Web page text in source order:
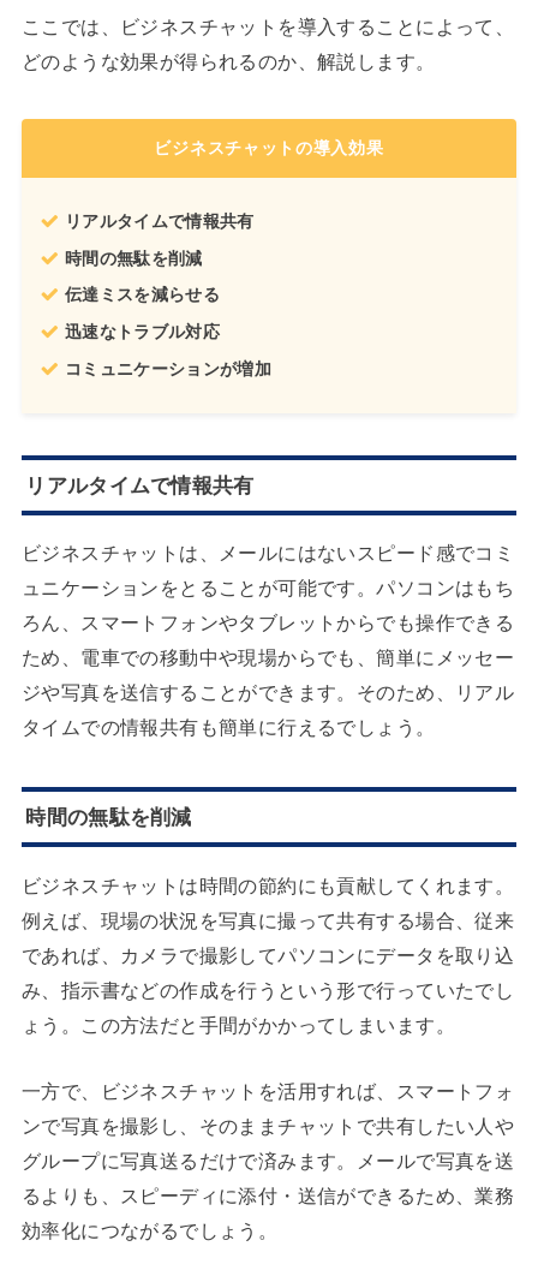
ここでは、ビジネスチャットを導入することによって、
どのような効果が得られるのか、解説します。
ビジネスチャットの導入効果
リアルタイムで情報共有
時間の無駄を削減
伝達ミスを減らせる
迅速なトラブル対応
コミュニケーションが増加
リアルタイムで情報共有
ビジネスチャットは、メールにはないスピード感でコミ
ュニケーションをとることが可能です。パソコンはもち
ろん、スマートフォンやタブレットからでも操作できる
ため、電車での移動中や現場からでも、簡単にメッセー
ジや写真を送信することができます。そのため、リアル
タイムでの情報共有も簡単に行えるでしょう。
時間の無駄を削減
ビジネスチャットは時間の節約にも貢献してくれます。
例えば、現場の状況を写真に撮って共有する場合、従来
であれば、カメラで撮影してパソコンにデータを取り込
み、指示書などの作成を行うという形で行っていたでし
ょう。この方法だと手間がかかってしまいます。
一方で、ビジネスチャットを活用すれば、スマートフォ
ンで写真を撮影し、そのままチャットで共有したい人や
グループに写真送るだけで済みます。メールで写真を送
るよりも、スピーディに添付・送信ができるため、業務
効率化につながるでしょう。